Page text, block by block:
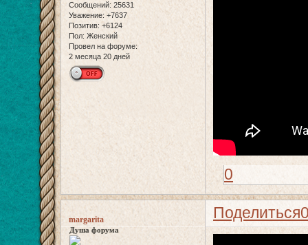
Сообщений: 25631
Уважение: +7637
Позитив: +6124
Пол: Женский
Провел на форуме:
2 месяца 20 дней
0
Поделиться
margarita
Душа форума